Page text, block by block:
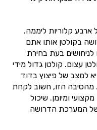
קלוריות ליממה.
בקולטן אותו אתם
לניחושים בעת בחירת
עצום. קולטן גדול מידי
למצב של פיצוץ בדוד
הזו, חשוב לקחת
ומיומן. שיכול
המערכת הדרושה